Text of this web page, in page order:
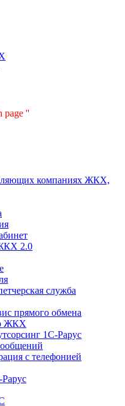
page ''
компаниях ЖКХ,
2.0
служба
прямого обмена
ЖКХ
1С-Рарус
с телефонией